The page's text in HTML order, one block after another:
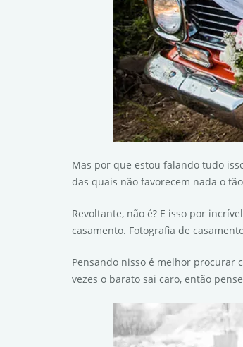
Mas por que estou falando tudo
das quais não favorecem nada o
Revoltante, não é? E isso por
casamento. Fotografia de
Pensando nisso é melhor procurar
vezes o barato sai caro, então